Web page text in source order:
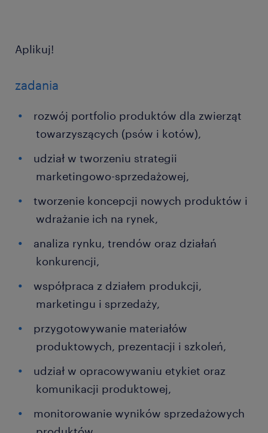
Aplikuj!
zadania
rozwój portfolio produktów dla zwierząt
towarzyszących (psów i kotów),
udział w tworzeniu strategii
marketingowo-sprzedażowej,
tworzenie koncepcji nowych produktów i
wdrażanie ich na rynek,
analiza rynku, trendów oraz działań
konkurencji,
współpraca z działem produkcji,
marketingu i sprzedaży,
przygotowywanie materiałów
produktowych, prezentacji i szkoleń,
udział w opracowywaniu etykiet oraz
komunikacji produktowej,
monitorowanie wyników sprzedażowych